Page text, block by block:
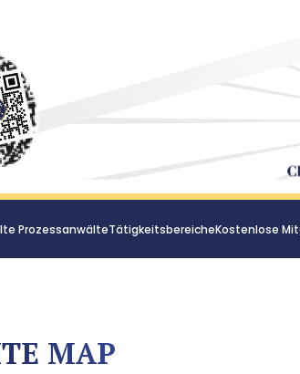
ProzessanwälteTätigkeitsbereicheKostenlose
MAP